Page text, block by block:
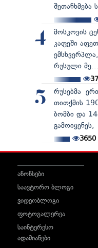
შეთანხმება
4
მოსკოვის
კაფეში
რუსული მე...
5
რუსებმა
თითქმის
ბომბი და
3650
ანონსები
საავტორო ბლოგი
ვიდეობლოგი
ფოტოგალერეა
საინტერესო
ადამიანები